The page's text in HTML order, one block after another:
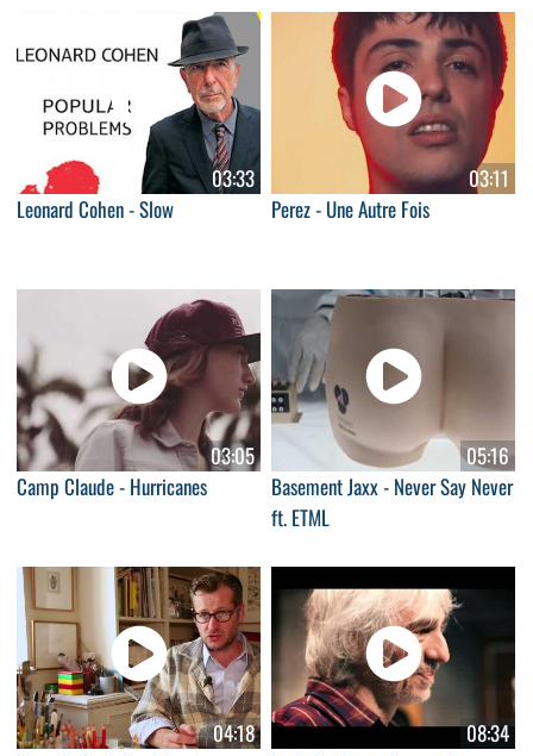
03:33
Leonard Cohen - Slow
03:11
Perez - Une Autre Fois
03:05
Camp Claude - Hurricanes
05:16
Basement Jaxx - Never Say Never
ft. ETML
04:18
08:34